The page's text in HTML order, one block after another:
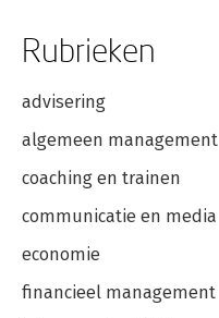
Rubrieken
advisering
algemeen management
coaching en trainen
communicatie en media
economie
financieel management